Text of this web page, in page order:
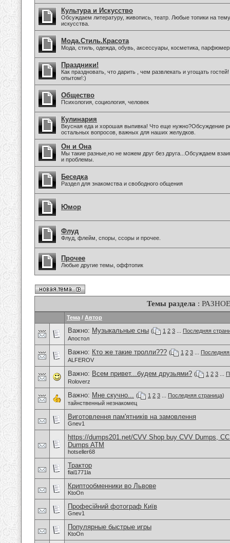
Культура и Искусство
Обсуждаем литературу, живопись, театр. Любые топики на
искусства.
Мода.Стиль.Красота
Мода, стиль, одежда, обувь, аксессуары, косметика,
Праздники!
Как праздновать, что дарить , чем развлекать и угощать
опытом!:)
Общество
Психология, социология, человек
Кулинария
Вкусная еда и хорошая выпивка! Что еще нужно?Обсуждение
остальных вопросов, важных для наших желудков.
Он и Она
Мы такие разные,но не можем друг без друга...Обсуждаем
и проблемы.
Беседка
Раздел для знакомства и свободного общения
Юмор
Флуд
Флуд, флейм, споры, ссоры и прочее.
Прочее
Любые другие темы, оффтопик
Темы раздела : РАЗНОЕ
Тема / Автор
Важно: Музыкальные сны ( 1 2 3
Последняя
Апостол
Важно: Кто же такие тролли??? ( 1 2 3
ALFEROV
Важно: Всем привет...будем друзьями? ( 1 2 3
Roloverz
Важно: Мне скучно... ( 1 2 3 Последняя страница)
тайнственный незнакомец
Виготовлення пам'ятників на замовлення
Gnev1
https://dumps201.net/CVV Shop buy CVV Dumps,
Dumps ATM
hotseller68
Трактор
fial1771la
Криптообменники во Львове
KtoOn
Професійний фотограф Київ
Gnev1
Популярные быстрые игры
KtoOn